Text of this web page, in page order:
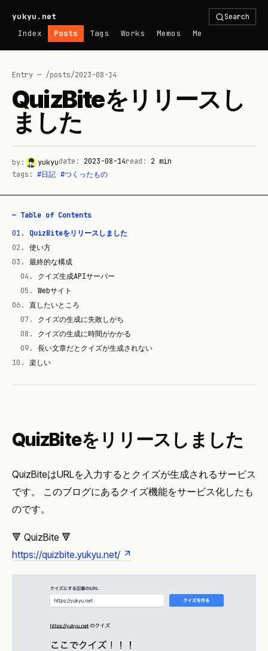
yukyu.net Search
Index Posts Tags Works Memos Me
Entry — /posts/2023-08-14
QuizBiteをリリースし
ました
by: yukyudate: 2023-08-14read: 2 min
tags: #日記 #つくったもの
— Table of Contents
01 .
QuizBiteをリリースしました
02 .
使い方
03 .
最終的な構成
04 .
クイズ生成APIサーバー
05 .
Webサイト
06.
直したいところ
07.
クイズの生成に失敗しがち
08 .
クイズの生成に時間がかかる
09.
長い文章だとクイズが生成されない
10 . 楽しい
QuizBiteをリリースしました
QuizBiteはURLを入力するとクイズが生成されるサービス
です。 このブログにあるクイズ機能をサービス化したも
のです。
🔻 QuizBite 🔻
https://quizbite.yukyu.net/